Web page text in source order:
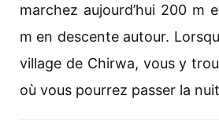
marchez aujourd’hui 200 m
m en descente autour.
village de Chirwa, vous y
où vous pourrez passer la